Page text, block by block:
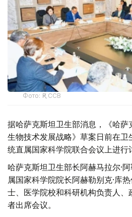
Фото: ҚР ССВ
据哈萨克斯坦卫生部消息，《哈
生物技术发展战略》草案日前在卫
统直属国家科学院联合会议上进行
哈萨克斯坦卫生部长阿赫马拉尔·
属国家科学院院长阿赫勒别克·库
士、医学院校和科研机构负责人、
者出席会议。